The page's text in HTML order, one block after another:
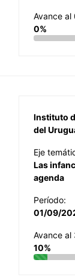
Avance
0%
Instituto
del
Eje
Las
agenda
Período:
01/09/
Avance
10%